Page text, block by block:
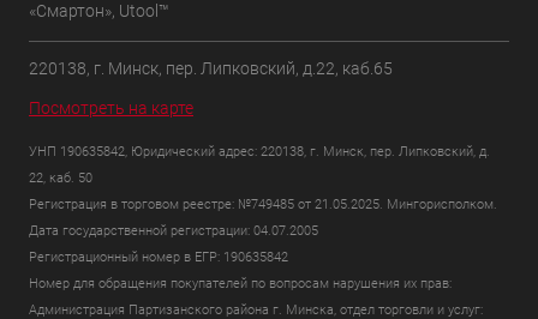
«Смартон», Utool™
220138, г. Минск, пер. Липковский, д.22, каб.65
Посмотреть на карте
УНП 190635842, Юридический адрес: 220138, г. Минск, пер. Липковский, д.
22, каб. 50
Регистрация в торговом реестре: №749485 от 21.05.2025. Мингорисполком.
Дата государственной регистрации: 04.07.2005
Регистрационный номер в ЕГР: 190635842
Номер для обращения покупателей по вопросам нарушения их прав:
Администрация Партизанского района г. Минска, отдел торговли и услуг: